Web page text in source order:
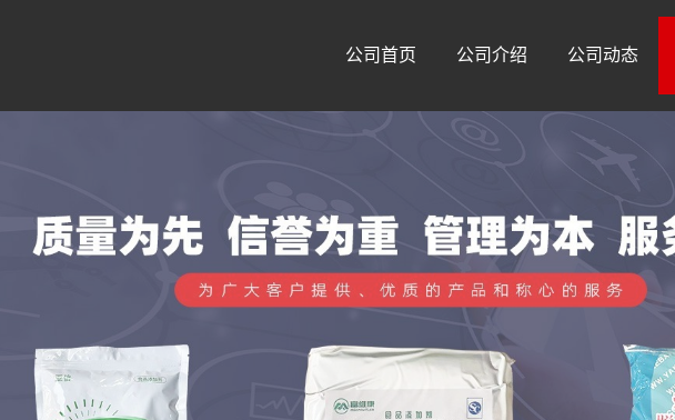
公司首页 公司介绍 公司动态